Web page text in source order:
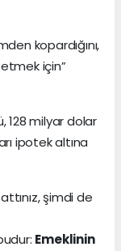
kopardığını,
için”
128 milyar dolar
ipotek altına
şimdi de
Emeklinin